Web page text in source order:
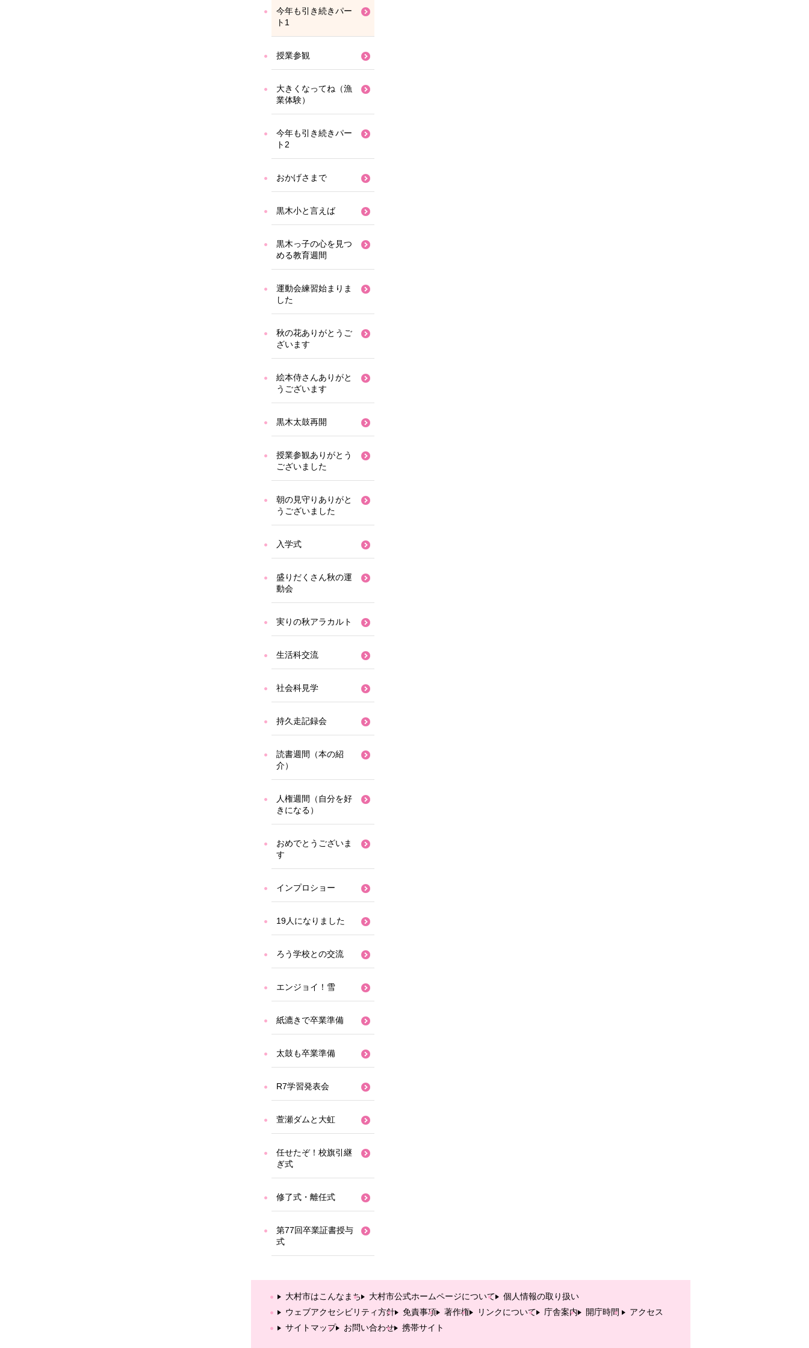
今年も引き続きパー
ト1
授業参観
大きくなってね（漁
業体験）
今年も引き続きパー
ト2
おかげさまで
黒木小と言えば
黒木っ子の心を見つ
める教育週間
運動会練習始まりま
した
秋の花ありがとうご
ざいます
絵本侍さんありがと
うございます
黒木太鼓再開
授業参観ありがとう
ございました
朝の見守りありがと
うございました
入学式
盛りだくさん秋の運
動会
実りの秋アラカルト
生活科交流
社会科見学
持久走記録会
読書週間（本の紹
介）
人権週間（自分を好
きになる）
おめでとうございま
す
インプロショー
19人になりました
ろう学校との交流
エンジョイ！雪
紙漉きで卒業準備
太鼓も卒業準備
R7学習発表会
萱瀬ダムと大虹
任せたぞ！校旗引継
ぎ式
修了式・離任式
第77回卒業証書授与
式
大村市はこんなまち 大村市公式ホームページについて
個人情報の取り扱い
ウェブアクセシビリティ方針
免責事項 著作権 リンクについて 庁舎案内 開庁時間
アクセス
サイトマップ
お問い合わせ 携帯サイト